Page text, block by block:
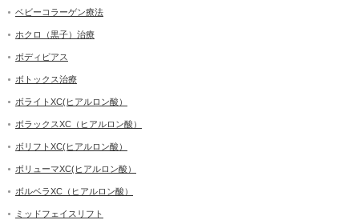
ベビーコラーゲン療法
ホクロ（黒子）治療
ボディピアス
ボトックス治療
ボライトXC(ヒアルロン酸）
ボラックスXC（ヒアルロン酸）
ボリフトXC(ヒアルロン酸）
ボリューマXC(ヒアルロン酸）
ボルベラXC（ヒアルロン酸）
ミッドフェイスリフト